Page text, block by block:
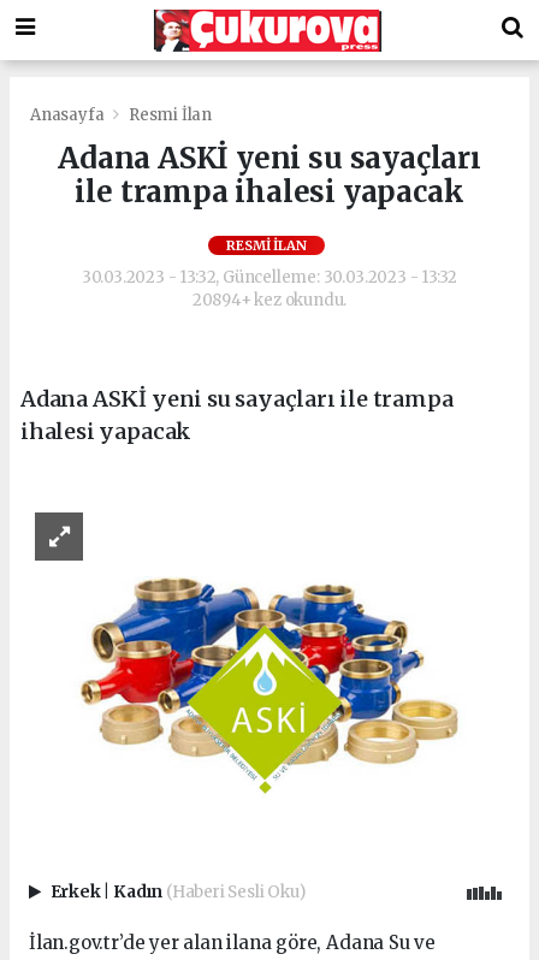
Anasayfa Resmi İlan
Adana ASKİ yeni su sayaçları
ile trampa ihalesi yapacak
RESMI İLAN
30.03.2023 - 13:32, Güncelleme: 30.03.2023 - 13:32
20894+ kez okundu.
Adana ASKİ yeni su sayaçları ile trampa
ihalesi yapacak
Erkek Kadın (Haberi Sesli Oku)
İlan.gov.tr’de yer alan ilana göre, Adana Su ve